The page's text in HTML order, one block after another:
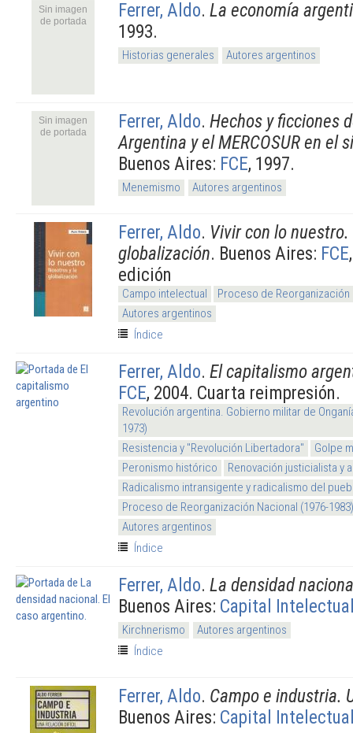
Sin imagen
de portada
Ferrer, Aldo. La economía
1993.
Historias generales Autores argentinos
Sin imagen
de portada
Ferrer, Aldo. Hechos y ficciones
Argentina y el MERCOSUR en el
Buenos Aires: FCE, 1997.
Menemismo Autores argentinos
Ferrer, Aldo. Vivir con lo
globalización. Buenos Aires: FCE
edición
Campo intelectual
Proceso de Reorganización
Autores argentinos
Índice
Ferrer, Aldo. El capitalismo
FCE, 2004. Cuarta reimpresión.
Revolución argentina. Gobierno militar de
1973)
Resistencia y "Revolución Libertadora"
Golpe
Peronismo histórico
Renovación justicialista y
Radicalismo intransigente y radicalismo del
Proceso de Reorganización Nacional (1976-1983)
Autores argentinos
Índice
Ferrer, Aldo. La densidad
Buenos Aires: Capital
Kirchnerismo
Autores argentinos
Índice
Ferrer, Aldo. Campo e industria.
Buenos Aires: Capital